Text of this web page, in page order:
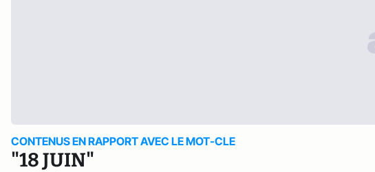
CONTENUS EN RAPPORT AVEC LE MOT-CLE
"18 JUIN"